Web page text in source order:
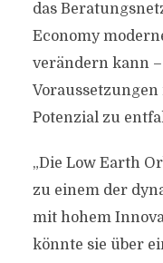
das
Economy
verändern kann
Potenzial zu
„Die Low Earth
zu einem der
mit hohem
könnte sie über